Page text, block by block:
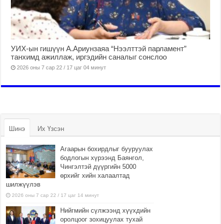
УИХ-ын гишүүн А.Ариунзаяа “Нээлттэй парламент”
танхимд ажиллаж, иргэдийн саналыг сонслоо
2026 оны 7 сар 22 / 17 цаг 04 минут
Шинэ Их Үзсэн
Агаарын бохирдлыг бууруулах
бодлогын хүрээнд Баянгол,
Чингэлтэй дүүргийн 5000
өрхийг хийн халаалтад
шилжүүлэв
2026 оны 7 сар 22 / 17 цаг 14 минут
Нийгмийн сүлжээнд хүүхдийн
оролцоог зохицуулах тухай